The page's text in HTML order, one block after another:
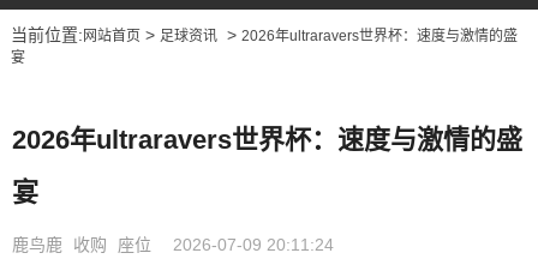
当前位置: 网站首页> 足球资讯> 2026年ultraravers世界杯：速度与激情的盛
宴
2026年ultraravers世界杯：速度与激情的盛
宴
鹿鸟鹿 收购 座位 2026-07-09 20:11:24